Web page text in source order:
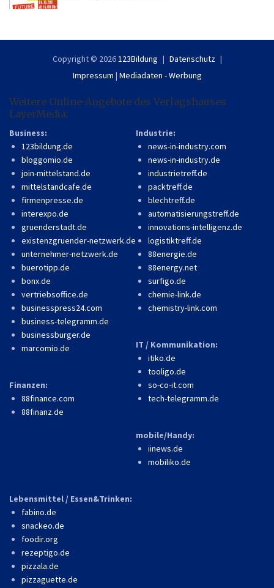
Copyright © 2026123Bildung
Datenschutz
Impressum | Mediadaten - Werbung
Weitere Online-Angebote des Verlagshauses
LayerMedia:
Business:
123bildung.de
bloggomio.de
join-mittelstand.de
mittelstandcafe.de
firmenpresse.de
interexpo.de
gruenderstadt.de
existenzgruender-netzwerk.de
unternehmer-netzwerk.de
buerotipp.de
bonx.de
vertriebsoffice.de
businesspress24.com
business-telegramm.de
businessburger.de
marcomio.de
Finanzen:
88finance.com
88finanz.de
Industrie:
news-in-industry.com
news-in-industry.de
industrietreff.de
packtreff.de
blechtreff.de
automatisierungstreff.de
innovations-intelligenz.de
logistiktreff.de
88energie.de
88energy.net
surfigo.de
chemie-link.de
chemistry-link.com
IT / Kommunikation:
itiko.de
tooligo.de
so-co-it.com
tech-telegramm.de
mobile/Handy:
iinews.de
mobiliko.de
Lebensmittel / Essen&Trinken:
fabino.de
snackeo.de
foodir.org
rezeptigo.de
pizzala.de
pizzaguette.de